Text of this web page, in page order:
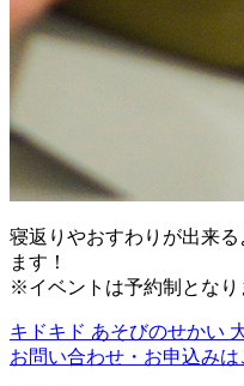
寝返りやおすわりが出来
ます！
※イベントは予約制とな
キドキド あそびのせかい
お問い合わせ・お申込みは